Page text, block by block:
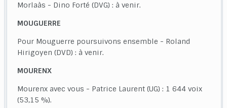
Morlaàs - Dino Forté (DVG) : à venir.
MOUGUERRE
Pour Mouguerre poursuivons ensemble - Roland
Hirigoyen (DVD) : à venir.
MOURENX
Mourenx avec vous - Patrice Laurent (UG) : 1 644 voix
(53,15 %).